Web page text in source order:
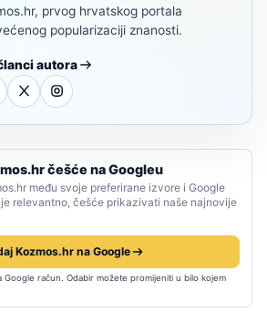
prvog hrvatskog portala
popularizaciji znanosti.
autora
češće na Googleu
među svoje preferirane izvore i Google
relevantno, češće prikazivati naše najnovije
Kozmos.hr na Google
Google račun. Odabir možete promijeniti u bilo kojem